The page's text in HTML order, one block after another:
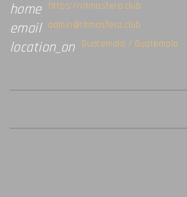
home https://ritmosfera.club
email admin@ritmosfera.club
location_on Guatemala / Guatemala